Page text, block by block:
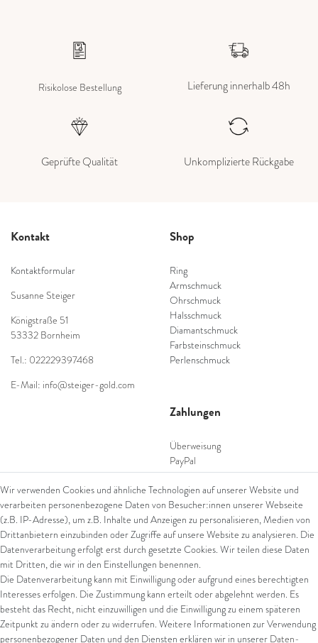
Risikolose Bestellung Lieferung innerhalb 48h
Geprüfte Qualität Unkomplizierte Rückgabe
Kontakt
Kontaktformular
Susanne Steiger
Königstraße 51
53332 Bornheim
Tel.: 022229397468
E-Mail: info@steiger-gold.com
Shop
Ring
Armschmuck
Ohrschmuck
Halsschmuck
Diamantschmuck
Farbsteinschmuck
Perlenschmuck
Zahlungen
Überweisung
PayPal
SEPA Lastschrift
giropay
Kreditkarte
Versand
UPS
FedEx
Wir verwenden Cookies und ähnliche Technologien auf unserer Website und
verarbeiten personenbezogene Daten von Besucher:innen unserer Webseite
(z.B. IP-Adresse), um z.B. Inhalte und Anzeigen zu personalisieren, Medien von
Drittanbietern einzubinden oder Zugriffe auf unsere Website zu analysieren. Die
Datenverarbeitung erfolgt erst durch gesetzte Cookies. Wir teilen diese Daten
mit Dritten, die wir in den Einstellungen benennen.
Die Datenverarbeitung kann mit Einwilligung oder aufgrund eines berechtigten
Interesses erfolgen. Die Zustimmung kann erteilt oder abgelehnt werden. Es
besteht das Recht, nicht einzuwilligen und die Einwilligung zu einem späteren
Zeitpunkt zu ändern oder zu widerrufen. Weitere Informationen zur Verwendung
personenbezogener Daten und den Diensten erklären wir in unserer Daten­